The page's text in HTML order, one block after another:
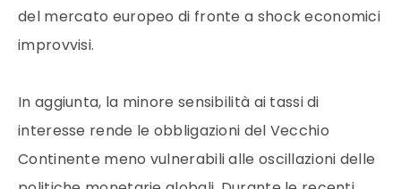
del mercato europeo di fronte a shock economici
improvvisi.
In aggiunta, la minore sensibilità ai tassi di
interesse rende le obbligazioni del Vecchio
Continente meno vulnerabili alle oscillazioni delle